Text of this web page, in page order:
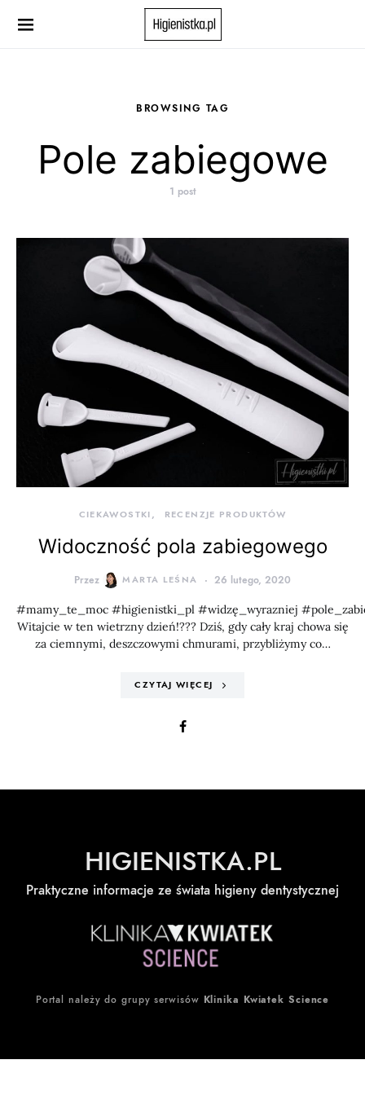
Search for:
BROWSING TAG
Pole zabiegowe
1 post
CIEKAWOSTKI RECENZJE PRODUKTÓW
Widoczność pola zabiegowego
Przez MARTA LEŚNA 26 lutego, 2020
#mamy_te_moc #higienistki_pl #widzę_wyrazniej
Witajcie w ten wietrzny dzień!??? Dziś, gdy cały kraj chowa się
za ciemnymi, deszczowymi chmurami, przybliżymy co…
CZYTAJ WIĘCEJ
HIGIENISTKA.PL
Praktyczne informacje ze świata higieny dentystycznej
Portal należy do grupy serwisów Klinika Kwiatek Science